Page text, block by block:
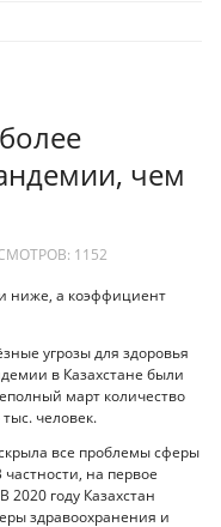
чем
1152
ниже, а коэффициент
угрозы для здоровья
в Казахстане были
март количество
человек.
все проблемы сферы
на первое
году Казахстан
здравоохранения и